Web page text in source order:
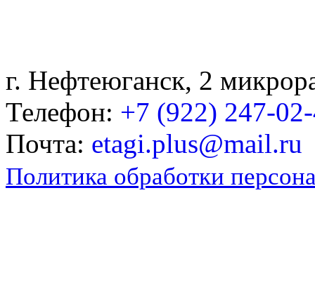
г. Нефтеюганск, 2
Телефон: +7 (922) 247-
Почта: etagi.plus@mail.ru
Политика обработки